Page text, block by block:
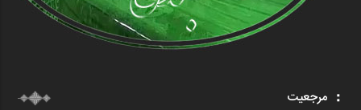
مرجعیت